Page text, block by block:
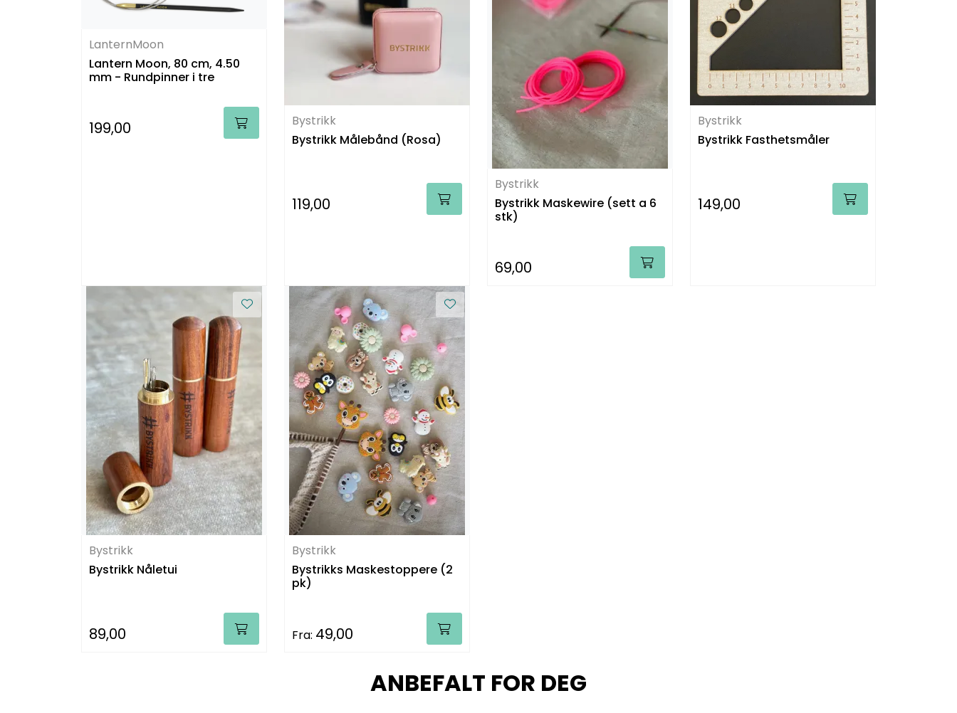
LanternMoon
Lantern Moon, 80 cm, 4.50
mm - Rundpinner i tre
199,00
Bystrikk
Bystrikk Målebånd (Rosa)
119,00
Bystrikk
Bystrikk Maskewire (sett a 6
stk)
69,00
Bystrikk
Bystrikk Fasthetsmåler
149,00
Bystrikk
Bystrikk Nåletui
89,00
Bystrikk
Bystrikks Maskestoppere (2
pk)
Fra: 49,00
ANBEFALT FOR DEG